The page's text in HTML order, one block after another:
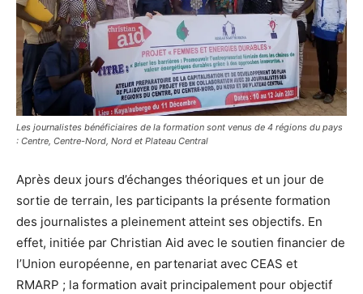
Les journalistes bénéficiaires de la formation sont venus de 4 régions du pays
: Centre, Centre-Nord, Nord et Plateau Central
Après deux jours d’échanges théoriques et un jour de
sortie de terrain, les participants la présente formation
des journalistes a pleinement atteint ses objectifs. En
effet, initiée par Christian Aid avec le soutien financier de
l’Union européenne, en partenariat avec CEAS et
RMARP ; la formation avait principalement pour objectif